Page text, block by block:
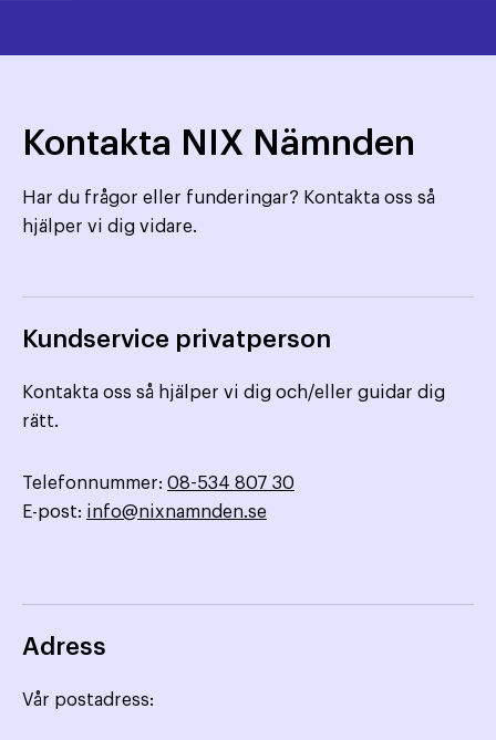
Kontakta NIX Nämnden
Har du frågor eller funderingar? Kontakta oss så
hjälper vi dig vidare.
Kundservice privatperson
Kontakta oss så hjälper vi dig och/eller guidar dig
rätt.
Telefonnummer: 08-534 807 30
E-post: info@nixnamnden.se
Adress
Vår postadress: